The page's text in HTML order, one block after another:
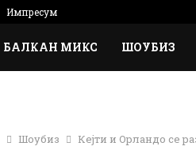
Импресум
БАЛКАН МИКС ШОУБИЗ
Шоубиз Кејти и Орландо се